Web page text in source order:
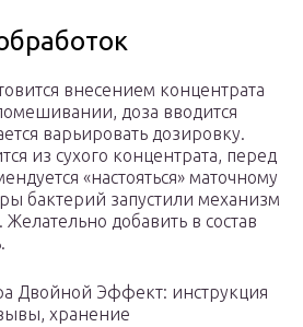
внесением концентрата
доза вводится
варьировать дозировку.
из сухого концентрата, перед
«настояться» маточному
бактерий запустили механизм
добавить в состав
Двойной Эффект: инструкция
хранение